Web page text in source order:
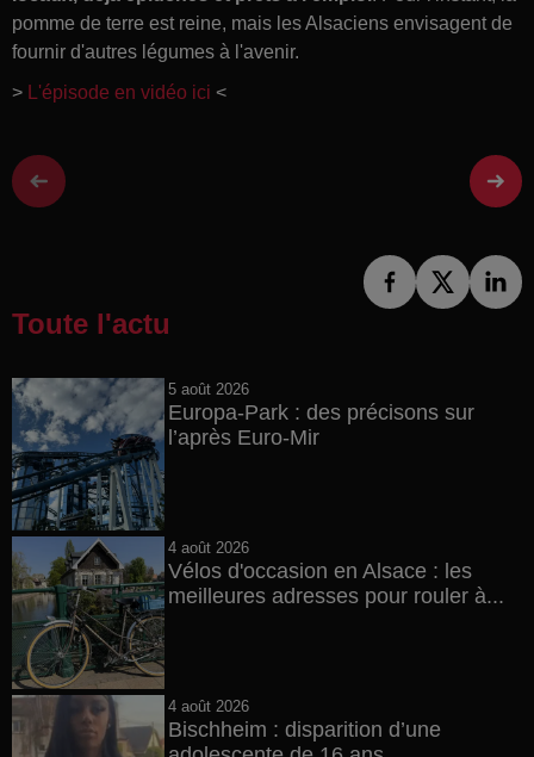
pomme de terre est reine, mais les Alsaciens envisagent de
fournir d'autres légumes à l'avenir.
>
L'épisode en vidéo ici <
Toute l'actu
5 août 2026
Europa-Park : des précisons sur
l’après Euro-Mir
4 août 2026
Vélos d'occasion en Alsace : les
meilleures adresses pour rouler à...
4 août 2026
Bischheim : disparition d’une